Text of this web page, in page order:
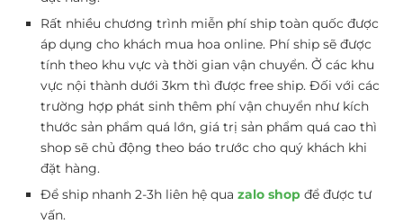
Rất nhiều chương trình miễn phí ship toàn quốc được
áp dụng cho khách mua hoa online. Phí ship sẽ được
tính theo khu vực và thời gian vận chuyển. Ở các khu
vực nội thành dưới 3km thì được free ship. Đối với các
trường hợp phát sinh thêm phí vận chuyển như kích
thước sản phẩm quá lớn, giá trị sản phẩm quá cao thì
shop sẽ chủ động theo báo trước cho quý khách khi
đặt hàng.
Để ship nhanh 2-3h liên hệ qua zalo shop để được tư
vấn.